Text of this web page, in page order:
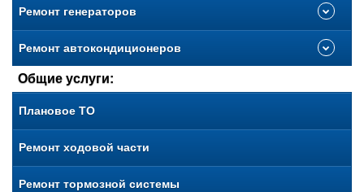
Ремонт генераторов
Ремонт автокондиционеров
Общие услуги:
Плановое ТО
Ремонт ходовой части
Ремонт тормозной системы